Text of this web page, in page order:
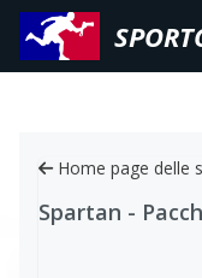
Home page delle
Spartan -